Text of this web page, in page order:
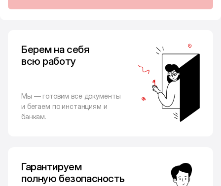
Берем на себя
всю работу
Мы — готовим все документы
и бегаем по инстанциям и
банкам.
Гарантируем
полную безопасность